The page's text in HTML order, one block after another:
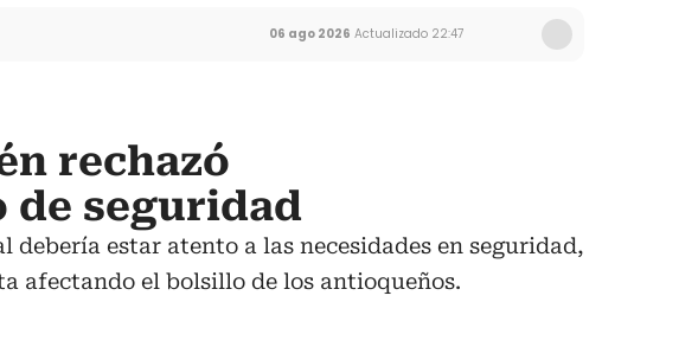
06 ago 2026 Actualizado 22:47
rechazó
de seguridad
estar atento a las necesidades en seguridad,
afectando el bolsillo de los antioqueños.